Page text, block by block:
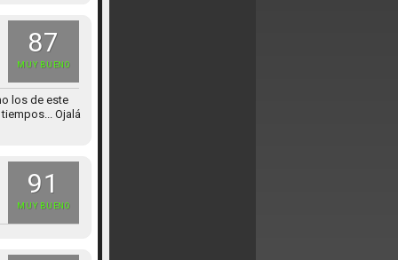
87
MUY BUENO
los de este
Ojalá
91
MUY BUENO